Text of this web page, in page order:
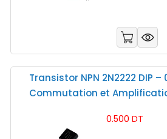
Transistor NPN 2N2222 DIP –
Commutation et
0.500 DT